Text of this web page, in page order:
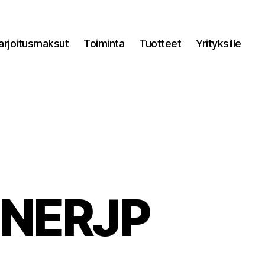
Toiminta Tuotteet Yrityksille